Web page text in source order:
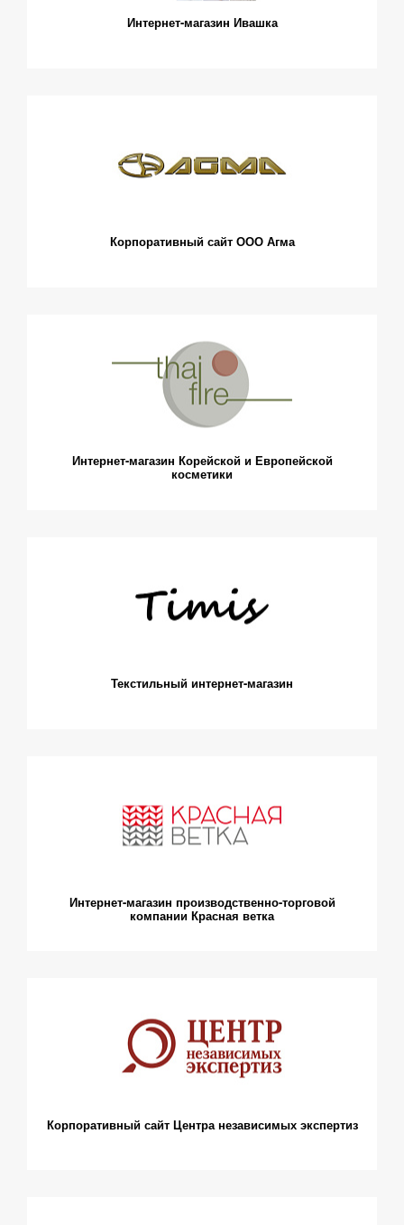
Интернет-магазин Ивашка
Корпоративный сайт ООО Агма
Интернет-магазин Корейской и Европейской
косметики
Текстильный интернет-магазин
Интернет-магазин производственно-торговой
компании Красная ветка
Корпоративный сайт Центра независимых экспертиз